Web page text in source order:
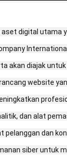
digital utama
akan diajak
website
dan alat
dan
siber untuk